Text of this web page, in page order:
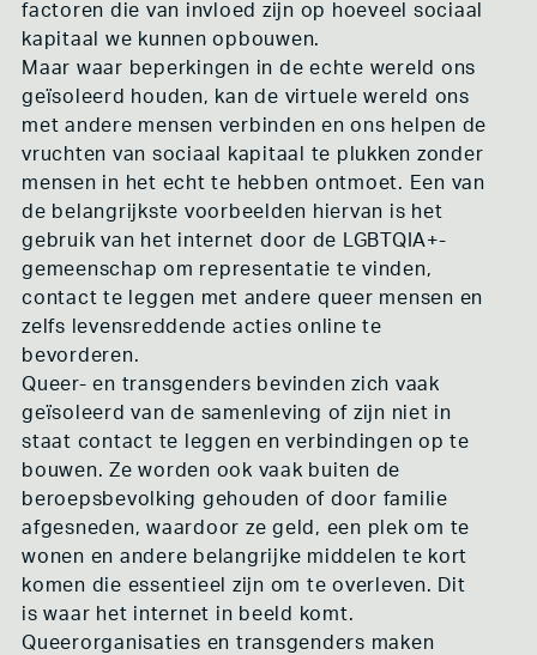
factoren die van invloed zijn op hoeveel sociaal
kapitaal we kunnen opbouwen.
Maar waar beperkingen in de echte wereld ons
geïsoleerd houden, kan de virtuele wereld ons
met andere mensen verbinden en ons helpen de
vruchten van sociaal kapitaal te plukken zonder
mensen in het echt te hebben ontmoet. Een van
de belangrijkste voorbeelden hiervan is het
gebruik van het internet door de LGBTQIA+-
gemeenschap om representatie te vinden,
contact te leggen met andere queer mensen en
zelfs levensreddende acties online te
bevorderen.
Queer- en transgenders bevinden zich vaak
geïsoleerd van de samenleving of zijn niet in
staat contact te leggen en verbindingen op te
bouwen. Ze worden ook vaak buiten de
beroepsbevolking gehouden of door familie
afgesneden, waardoor ze geld, een plek om te
wonen en andere belangrijke middelen te kort
komen die essentieel zijn om te overleven. Dit
is waar het internet in beeld komt.
Queerorganisaties en transgenders maken